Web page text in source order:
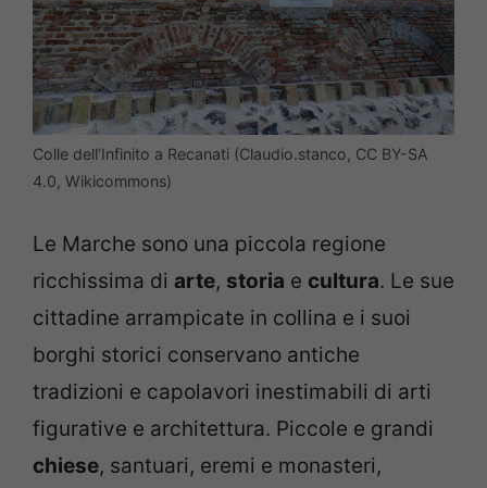
Colle dell’Infinito a Recanati (Claudio.stanco, CC BY-SA
4.0, Wikicommons)
Le Marche sono una piccola regione
ricchissima di arte, storia e cultura. Le sue
cittadine arrampicate in collina e i suoi
borghi storici conservano antiche
tradizioni e capolavori inestimabili di arti
figurative e architettura. Piccole e grandi
chiese, santuari, eremi e monasteri,